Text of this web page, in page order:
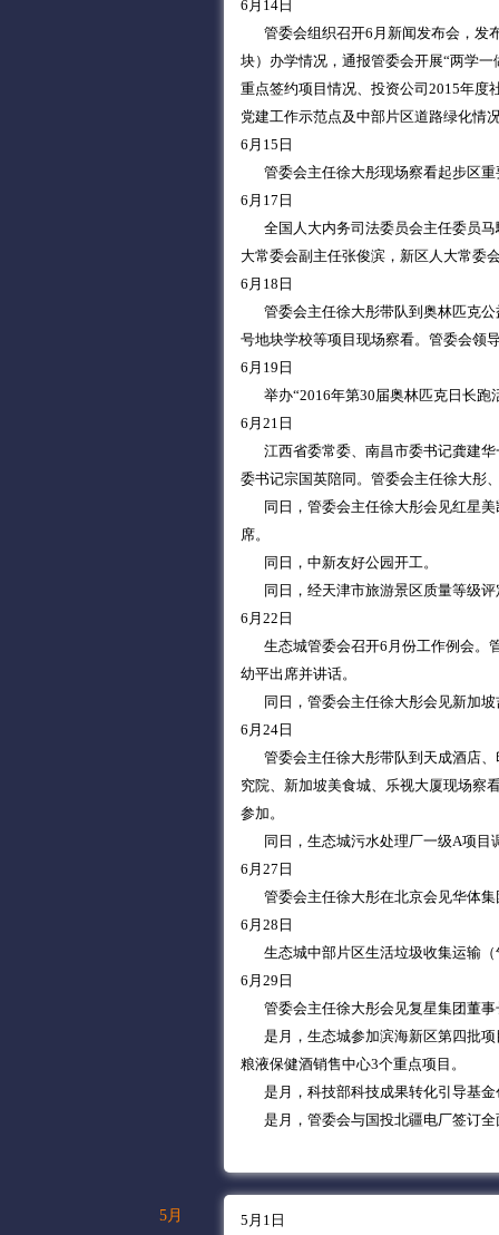
6月14日
管委会组织召开6月新闻发布会，发
块）办学情况，通报管委会开展“两学
重点签约项目情况、投资公司2015年度
党建工作示范点及中部片区道路绿化情
6月15日
管委会主任徐大彤现场察看起步区重
6月17日
全国人大内务司法委员会主任委员马
大常委会副主任张俊滨，新区人大常委
6月18日
管委会主任徐大彤带队到奥林匹克公
号地块学校等项目现场察看。管委会领
6月19日
举办“2016年第30届奥林匹克日长跑
6月21日
江西省委常委、南昌市委书记龚建华
委书记宗国英陪同。管委会主任徐大彤
同日，管委会主任徐大彤会见红星美
席。
同日，中新友好公园开工。
同日，经天津市旅游景区质量等级评
6月22日
生态城管委会召开6月份工作例会。
幼平出席并讲话。
同日，管委会主任徐大彤会见新加坡
6月24日
管委会主任徐大彤带队到天成酒店、
究院、新加坡美食城、乐视大厦现场察
参加。
同日，生态城污水处理厂一级A项目
6月27日
管委会主任徐大彤在北京会见华体集
6月28日
生态城中部片区生活垃圾收集运输（
6月29日
管委会主任徐大彤会见复星集团董事
是月，生态城参加滨海新区第四批项
粮液保健酒销售中心3个重点项目。
是月，科技部科技成果转化引导基金
是月，管委会与国投北疆电厂签订全
5月
5月1日